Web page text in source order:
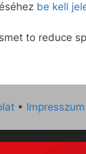
be kell
to reduce
• Impresszum